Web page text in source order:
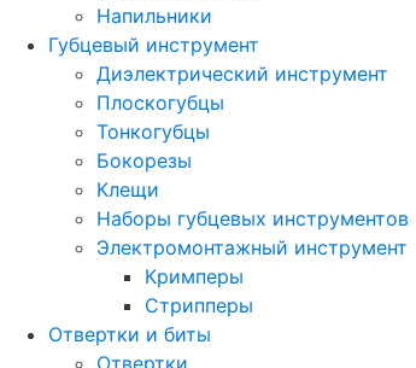
Напильники
Губцевый инструмент
Диэлектрический инструмент
Плоскогубцы
Тонкогубцы
Бокорезы
Клещи
Наборы губцевых инструментов
Электромонтажный инструмент
Кримперы
Стрипперы
Отвертки и биты
Отвертки